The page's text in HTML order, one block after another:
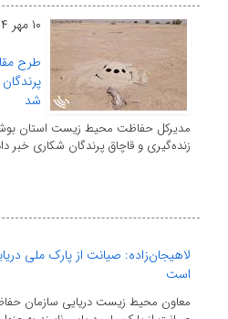
طرح
شد
مدیرکل حفاظت محیط زیست استان
زنده‌گیری و قاچاق پرندگان شکاری خبر داد.
لاهیجان‌زاده: صیانت از پارک ملی
است
معاون محیط زیست دریایی سازمان